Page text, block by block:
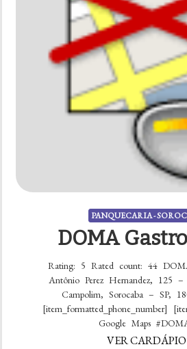
PANQUECARIA -
DOMA
Rating: 5 Rated count: 44
Antônio Perez Hernandez, 125
Campolim, Sorocaba – SP,
[item_formatted_phone_number]
Google Maps
VER CARDÁPIO